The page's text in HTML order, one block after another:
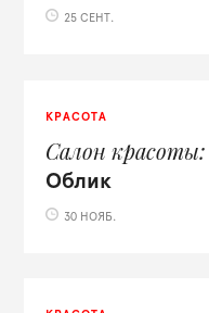
25 СЕНТ.
КРАСОТА
Салон красоты
Облик
30 НОЯБ.